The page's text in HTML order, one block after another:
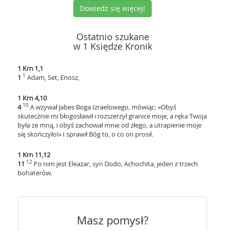
Dowiedz się więcej!
Ostatnio szukane
w 1 Księdze Kronik
1 Krn 1,1
1 1 Adam, Set, Enosz,
1 Krn 4,10
4 10 A wzywał Jabes Boga Izraelowego, mówiąc: «Obyś
skutecznie mi błogosławił i rozszerzył granice moje, a ręka Twoja
była ze mną, i obyś zachował mnie od złego, a utrapienie moje
się skończyło!» I sprawił Bóg to, o co on prosił.
1 Krn 11,12
11 12 Po nim jest Eleazar, syn Dodo, Achochita, jeden z trzech
bohaterów.
Masz pomysł?